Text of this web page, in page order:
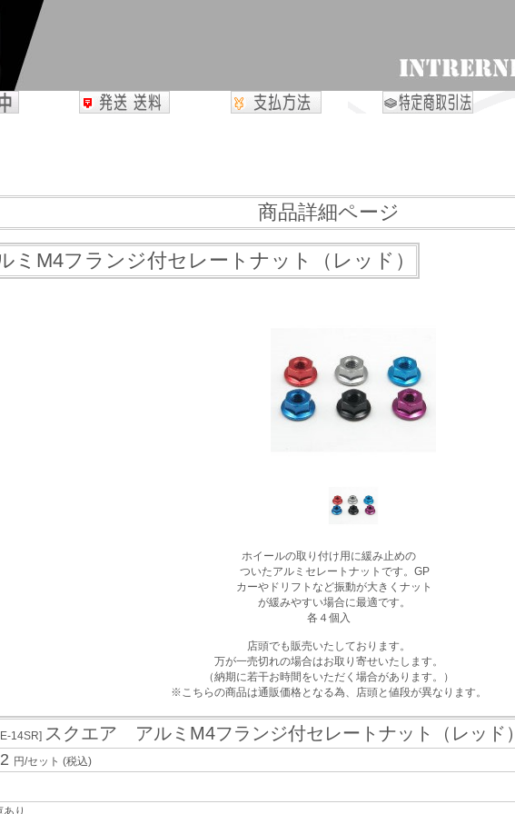
商品詳細ページ
M4フランジ付セレートナット（レッド）
ホイールの取り付け用に緩み止めの
ついたアルミセレートナットです。GP
カーやドリフトなど振動が大きくナット
が緩みやすい場合に最適です。
各４個入
店頭でも販売いたしております。
万が一売切れの場合はお取り寄せいたします。
（納期に若干お時間をいただく場合があります。）
※こちらの商品は通販価格となる為、店頭と値段が異なります。
14SR] スクエア アルミM4フランジ付セレートナット（レッド）
円/セット (税込)
あり